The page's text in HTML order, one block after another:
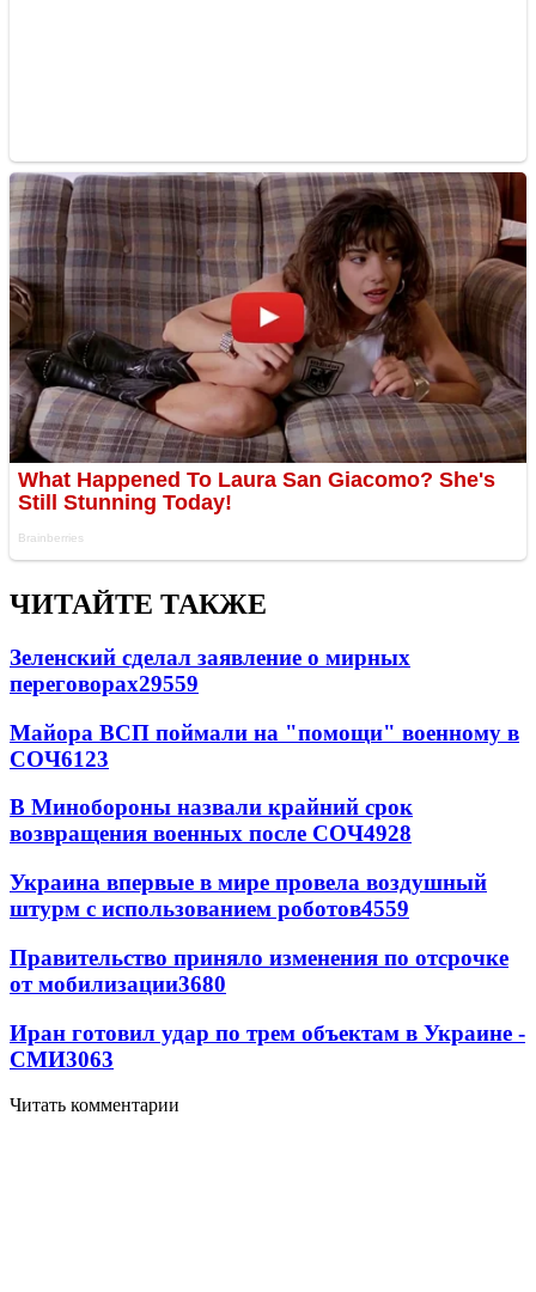
ЧИТАЙТЕ ТАКЖЕ
Зеленский сделал заявление о мирных
переговорах29559
Майора ВСП поймали на "помощи" военному в
СОЧ6123
В Минобороны назвали крайний срок
возвращения военных после СОЧ4928
Украина впервые в мире провела воздушный
штурм с использованием роботов4559
Правительство приняло изменения по отсрочке
от мобилизации3680
Иран готовил удар по трем объектам в Украине -
СМИ3063
Читать комментарии